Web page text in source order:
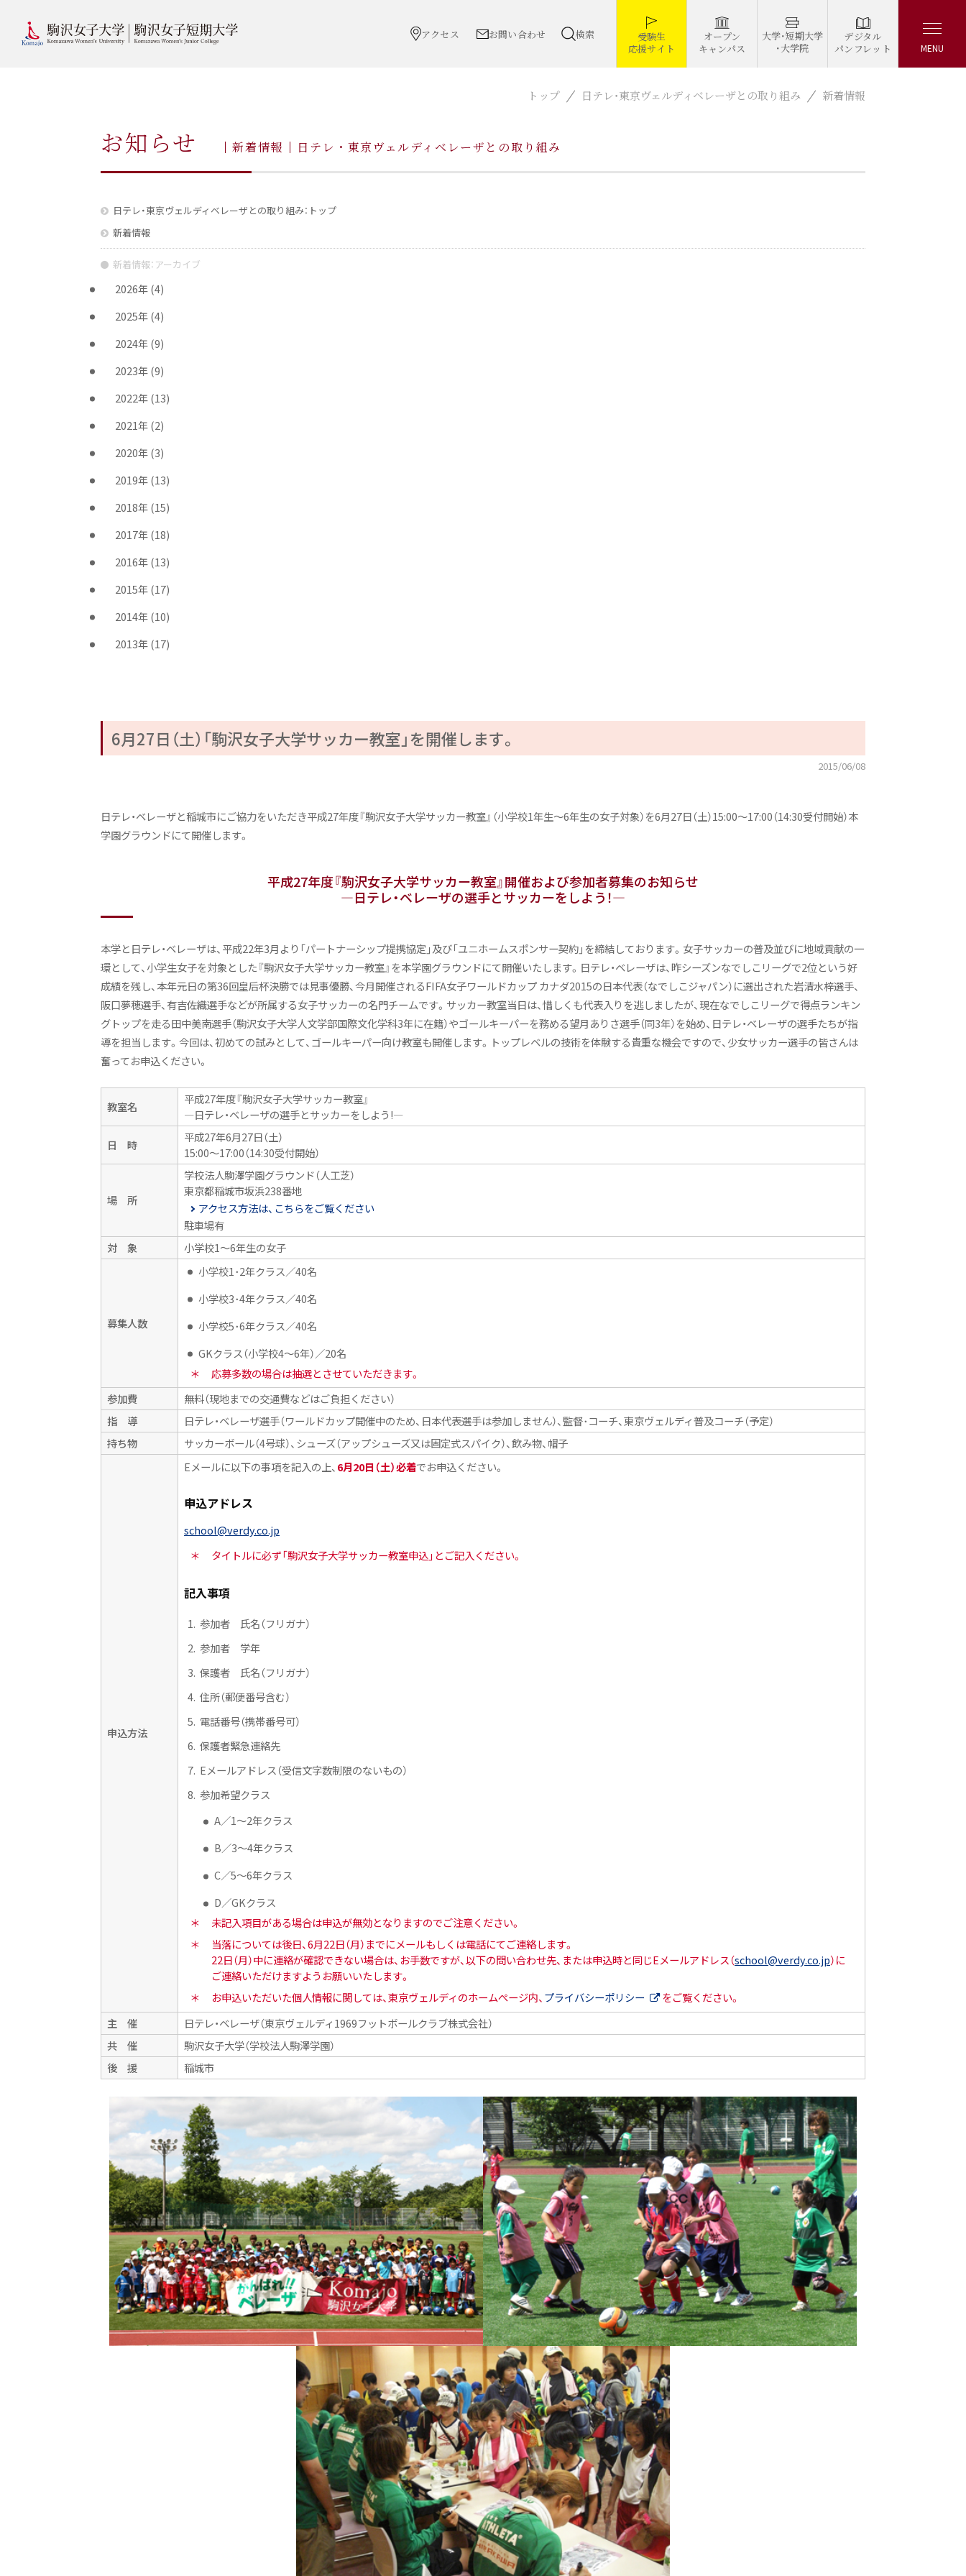
アクセス お問い合わせ 検索
受験生
応援サイト
オープン
キャンパス
大学・短期大学
・大学院
デジタル
パンフレット
MENU
トップ 日テレ・東京ヴェルディベレーザとの取り組み 新着情報
お知らせ 新着情報 日テレ・東京ヴェルディベレーザとの取り組み
6月27日（土）「駒沢女子大学サッカー教室」を開催します。
2015/06/08
日テレ・ベレーザと稲城市にご協力をいただき平成27年度『駒沢女子大学サッカー教室』（小学校1年生〜6年生の女子対象）を6月27日（土）15:00〜17:00（14:30受付開始）本
学園グラウンドにて開催します。
平成27年度『駒沢女子大学サッカー教室』開催および参加者募集のお知らせ
―日テレ・ベレーザの選手とサッカーをしよう！―
本学と日テレ・ベレーザは、平成22年3月より「パートナーシップ提携協定」及び「ユニホームスポンサー契約」を締結しております。女子サッカーの普及並びに地域貢献の一
環として、小学生女子を対象とした『駒沢女子大学サッカー教室』を本学園グラウンドにて開催いたします。日テレ・ベレーザは、昨シーズンなでしこリーグで2位という好
成績を残し、本年元日の第36回皇后杯決勝では見事優勝、今月開催されるFIFA女子ワールドカップ カナダ2015の日本代表（なでしこジャパン）に選出された岩清水梓選手、
阪口夢穂選手、有吉佐織選手などが所属する女子サッカーの名門チームです。サッカー教室当日は、惜しくも代表入りを逃しましたが、現在なでしこリーグで得点ランキン
グトップを走る田中美南選手（駒沢女子大学人文学部国際文化学科3年に在籍）やゴールキーパーを務める望月ありさ選手（同3年）を始め、日テレ・ベレーザの選手たちが指
導を担当します。今回は、初めての試みとして、ゴールキーパー向け教室も開催します。トップレベルの技術を体験する貴重な機会ですので、少女サッカー選手の皆さんは
奮ってお申込ください。
教室名
平成27年度『駒沢女子大学サッカー教室』
―日テレ・ベレーザの選手とサッカーをしよう!―
日 時
平成27年6月27日（土）
15:00〜17:00（14:30受付開始）
場 所
学校法人駒澤学園グラウンド（人工芝）
東京都稲城市坂浜238番地
アクセス方法は、こちらをご覧ください
駐車場有
対 象
小学校1〜6年生の女子
募集人数
小学校1･2年クラス／40名
小学校3･4年クラス／40名
小学校5･6年クラス／40名
GKクラス（小学校4〜6年）／20名
＊
応募多数の場合は抽選とさせていただきます。
参加費
無料（現地までの交通費などはご負担ください）
指 導
日テレ・ベレーザ選手（ワールドカップ開催中のため、日本代表選手は参加しません）、監督･コーチ、東京ヴェルディ普及コーチ（予定）
持ち物
サッカーボール（4号球）、シューズ（アップシューズ又は固定式スパイク）、飲み物、帽子
申込方法
Eメールに以下の事項を記入の上、 6月20日（土）必着でお申込ください。
申込アドレス
school@verdy.co.jp
＊
タイトルに必ず「駒沢女子大学サッカー教室申込」とご記入ください。
記入事項
参加者 氏名（フリガナ）
参加者 学年
保護者 氏名（フリガナ）
住所（郵便番号含む）
電話番号（携帯番号可）
保護者緊急連絡先
Eメールアドレス（受信文字数制限のないもの）
参加希望クラス
A／1〜2年クラス
B／3〜4年クラス
C／5〜6年クラス
D／GKクラス
＊
未記入項目がある場合は申込が無効となりますのでご注意ください。
＊
当落については後日、6月22日（月）までにメールもしくは電話にてご連絡します。
22日（月）中に連絡が確認できない場合は、お手数ですが、以下の問い合わせ先、または申込時と同じEメールアドレス（school@verdy.co.jp）に
ご連絡いただけますようお願いいたします。
＊
お申込いただいた個人情報に関しては、東京ヴェルディのホームぺージ内、 プライバシーポリシー
をご覧ください。
主 催
日テレ・ベレーザ（東京ヴェルディ1969フットボールクラブ株式会社）
共 催
駒沢女子大学（学校法人駒澤学園）
後 援
稲城市
日テレ・東京ヴェルディベレーザとの取り組み：トップ
新着情報
新着情報：アーカイブ
2026年(4)
2025年(4)
2024年(9)
2023年(9)
2022年(13)
2021年(2)
2020年(3)
2019年(13)
2018年(15)
2017年(18)
2016年(13)
2015年(17)
2014年(10)
2013年(17)